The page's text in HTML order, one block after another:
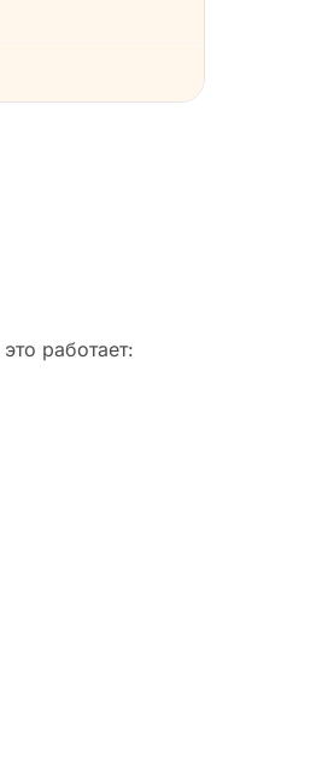
работает: